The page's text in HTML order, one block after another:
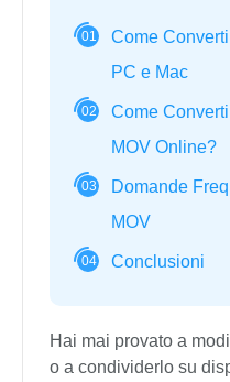
01
Come
PC e Mac
02
Come
MOV Online?
03
Domande
MOV
04 Conclusioni
Hai mai provato a
o a condividerlo su